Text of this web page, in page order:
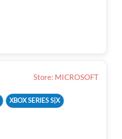
Store: MICROSOFT
XBOX SERIES S|X